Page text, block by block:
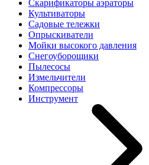
Скарификаторы аэраторы
Культиваторы
Садовые тележки
Опрыскиватели
Мойки высокого давления
Снегоуборощики
Пылесосы
Измельчители
Компрессоры
Инструмент